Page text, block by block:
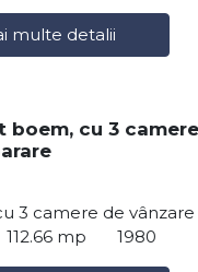
multe detalii
boem, cu 3
3 camere de vânzare
112.66 mp 1980